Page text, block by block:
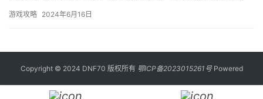
游戏攻略 2024年6月16日
Copyright © 2024 DNF70 版权所有 鄂ICP备2023015261号Powered